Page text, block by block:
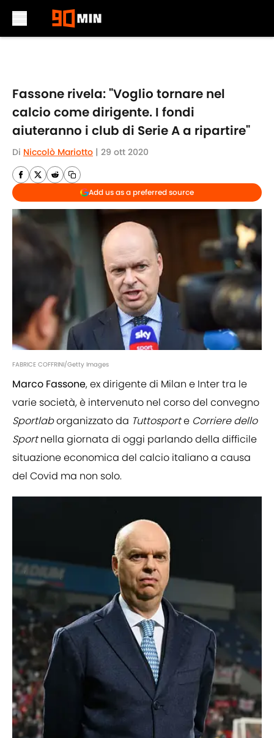
Fassone rivela: "Voglio tornare nel
calcio come dirigente. I fondi
aiuteranno i club di Serie A a ripartire"
Di Niccolò Mariotto | 29 ott 2020
Add us as a preferred source
FABRICE COFFRINI/Getty Images
Marco Fassone, ex dirigente di Milan e Inter tra le
varie società, è intervenuto nel corso del convegno
Sportlaborganizzato da Tuttosporte Corriere dello
Sportnella giornata di oggi parlando della difficile
situazione economica del calcio italiano a causa
del Covid ma non solo.